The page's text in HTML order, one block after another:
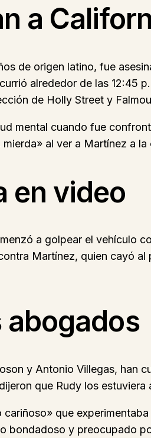
a
de origen latino, fue
alrededor de las 12:45
de Holly Street y
mental cuando fue
al ver a Martínez a
en video
a golpear el vehículo
Martínez, quien cayó
abogados
y Antonio Villegas, han
que Rudy los
que
bondadoso y preocupado